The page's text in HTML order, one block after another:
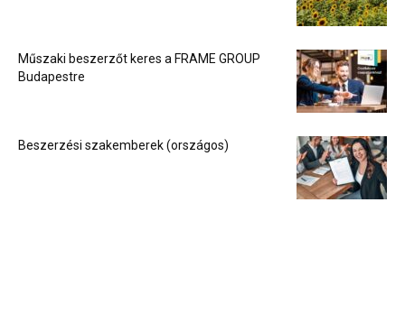
Műszaki beszerzőt keres a FRAME GROUP
Budapestre
Beszerzési szakemberek (országos)